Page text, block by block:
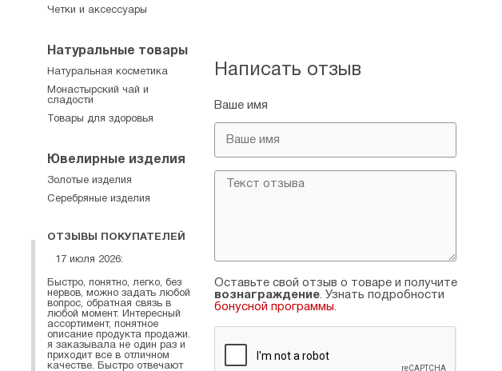
Написать отзыв
Ваше имя
Оставьте свой отзыв о товаре и получите
вознаграждение. Узнать подробности
бонусной программы.
Четки и аксессуары
Натуральные товары
Натуральная косметика
Монастырский чай и
сладости
Товары для здоровья
Ювелирные изделия
Золотые изделия
Серебряные изделия
ОТЗЫВЫ ПОКУПАТЕЛЕЙ
17 июля 2026:
Быстро, понятно, легко, без
нервов, можно задать любой
вопрос, обратная связь в
любой момент. Интересный
ассортимент, понятное
описание продукта продажи.
я заказывала не один раз и
приходит все в отличном
качестве. Быстро отвечают